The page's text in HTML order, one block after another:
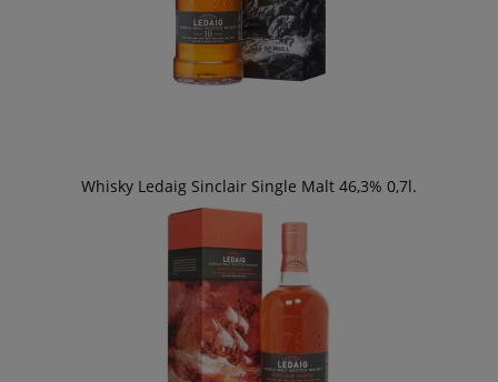
Whisky Ledaig Sinclair Single Malt 46,3% 0,7l.